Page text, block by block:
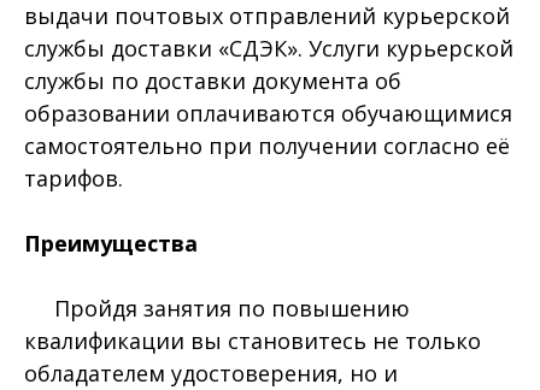
выдачи почтовых отправлений курьерской
службы доставки «СДЭК». Услуги курьерской
службы по доставки документа об
образовании оплачиваются обучающимися
самостоятельно при получении согласно её
тарифов.
Преимущества
Пройдя занятия по повышению
квалификации вы становитесь не только
обладателем удостоверения, но и